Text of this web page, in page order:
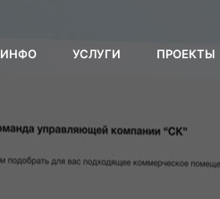
ИНФО УСЛУГИ ПРОЕКТЫ